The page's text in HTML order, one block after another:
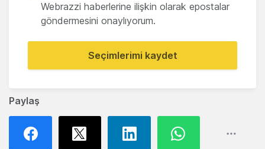
Paylaş
Webrazzi haberlerine ilişkin olarak epostalar
göndermesini onaylıyorum.
Seçimlerimi kaydet